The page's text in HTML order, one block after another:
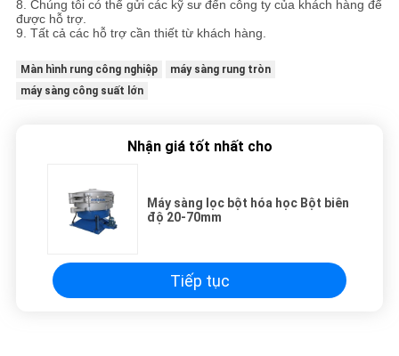
8. Chúng tôi có thể gửi các kỹ sư đến công ty của khách hàng để
được hỗ trợ.
9. Tất cả các hỗ trợ cần thiết từ khách hàng.
Màn hình rung công nghiệp
máy sàng rung tròn
máy sàng công suất lớn
Nhận giá tốt nhất cho
Máy sàng lọc bột hóa học Bột biên
độ 20-70mm
Tiếp tục